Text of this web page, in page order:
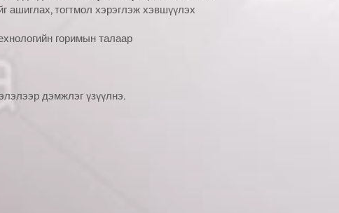
ашиглах, тогтмол хэрэглэж хэвшүүлэх
горимын талаар
дэмжлэг үзүүлнэ.